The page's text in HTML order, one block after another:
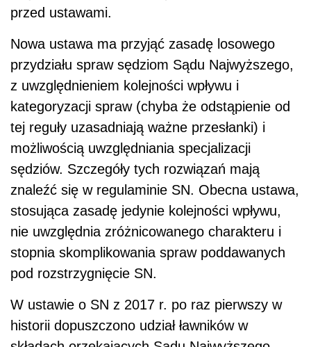
przed ustawami.
Nowa ustawa ma przyjąć zasadę losowego
przydziału spraw sędziom Sądu Najwyższego,
z uwzględnieniem kolejności wpływu i
kategoryzacji spraw (chyba że odstąpienie od
tej reguły uzasadniają ważne przesłanki) i
możliwością uwzględniania specjalizacji
sędziów. Szczegóły tych rozwiązań mają
znaleźć się w regulaminie SN. Obecna ustawa,
stosująca zasadę jedynie kolejności wpływu,
nie uwzględnia zróżnicowanego charakteru i
stopnia skomplikowania spraw poddawanych
pod rozstrzygnięcie SN.
W ustawie o SN z 2017 r. po raz pierwszy w
historii dopuszczono udział ławników w